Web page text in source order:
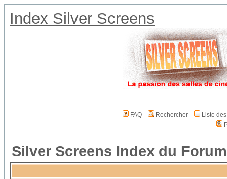
Index Silver Screens
FAQ Rechercher
Liste
Silver Screens Index du Forum